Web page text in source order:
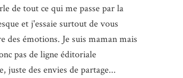
de tout ce qui me passe par la
et j'essaie surtout de vous
des émotions. Je suis maman mais
pas de ligne éditoriale
juste des envies de partage...